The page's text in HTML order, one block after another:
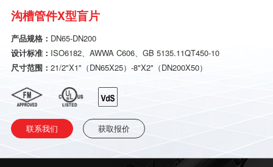
沟槽管件X型盲片
产品规格： DN65-DN200
设计标准： ISO6182、AWWA C606、GB 5135.11QT450-10
尺寸范围： 21/2"X1"（DN65X25）-8"X2"（DN200X50）
联系我们 获取报价